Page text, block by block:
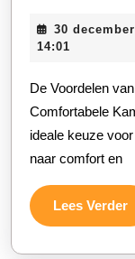
30
14:01
De Voordelen van een 6 Persoons Tent voor een
Comfortabele
ideale keuze
naar comfort en
Lees Verder